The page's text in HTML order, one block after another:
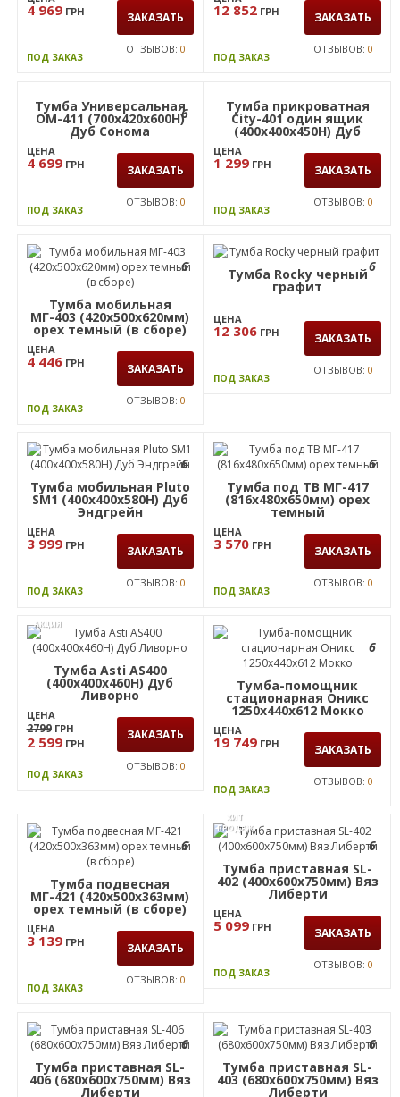
Тумба мобильная
МГ-401 (420х500х620мм)
орех темный (в сборе)
ЦЕНА
ЗАКАЗАТЬ
Тумба стационарная
SIG-401 (1200х600х645мм)
Опоры, ручки Черный
графит/Вяз Либерти
Дымчатый
ЦЕНА
ЗАКАЗАТЬ
Тумба Универсальная
ОМ-411 (700х420х600Н)
Дуб Сонома
ЦЕНА
4 699 ГРН ЗАКАЗАТЬ
ОТЗЫВОВ:0
Тумба прикроватная
City-401 один ящик
(400х400х450Н) Дуб
ЦЕНА
1 299 ГРН ЗАКАЗАТЬ
ПОД ЗАКАЗ
ОТЗЫВОВ: 0
Тумба мобильная
МГ-403 (420х500х620мм)
орех темный (в сборе)
4 446 ЗАКАЗАТЬ
ОТЗЫВОВ:0
Тумба Rocky черный
графит
ЦЕНА
12 306 ГРН ЗАКАЗАТЬ
ПОД ЗАКАЗ
ОТЗЫВОВ:0
Тумба мобильная Pluto
SM1 (400х400х580Н) Дуб
Эндгрейн
3 999 ЗАКАЗАТЬ
ОТЗЫВОВ:0
Тумба под ТВ МГ-417
(816х480х650мм) орех
темный
ЦЕНА
3 570 ГРН ЗАКАЗАТЬ
ОТЗЫВОВ:0
Тумба Asti AS400
(400х400х460Н) Дуб
Ливорно
ЦЕНА
2799 ГРН
2 599 ГРН
ЗАКАЗАТЬ
ПОД ЗАКАЗ
ОТЗЫВОВ:0
Тумба-помощник
стационарная Оникс
1250х440х612 Мокко
19 749 ЗАКАЗАТЬ
ОТЗЫВОВ:0
Тумба подвесная
МГ-421 (420х500х363мм)
орех темный (в сборе)
Тумба приставная SL-
402 (400х600х750мм) Вяз
Либерти
ЦЕНА